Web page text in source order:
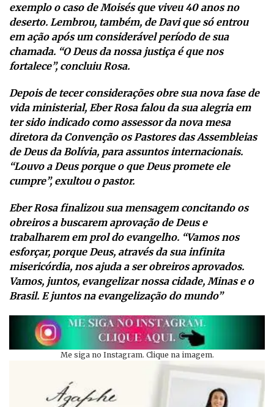
exemplo o caso de Moisés que viveu 40 anos no
deserto. Lembrou, também, de Davi que só entrou
em ação após um considerável período de sua
chamada. “O Deus da nossa justiça é que nos
fortalece”, concluiu Rosa.
Depois de tecer considerações obre sua nova fase de
vida ministerial, Eber Rosa falou da sua alegria em
ter sido indicado como assessor da nova mesa
diretora da Convenção os Pastores das Assembleias
de Deus da Bolívia, para assuntos internacionais.
“Louvo a Deus porque o que Deus promete ele
cumpre”, exultou o pastor.
Eber Rosa finalizou sua mensagem concitando os
obreiros a buscarem aprovação de Deus e
trabalharem em prol do evangelho. “Vamos nos
esforçar, porque Deus, através da sua infinita
misericórdia, nos ajuda a ser obreiros aprovados.
Vamos, juntos, evangelizar nossa cidade, Minas e o
Brasil. E juntos na evangelização do mundo”
Me siga no Instagram. Clique na imagem.